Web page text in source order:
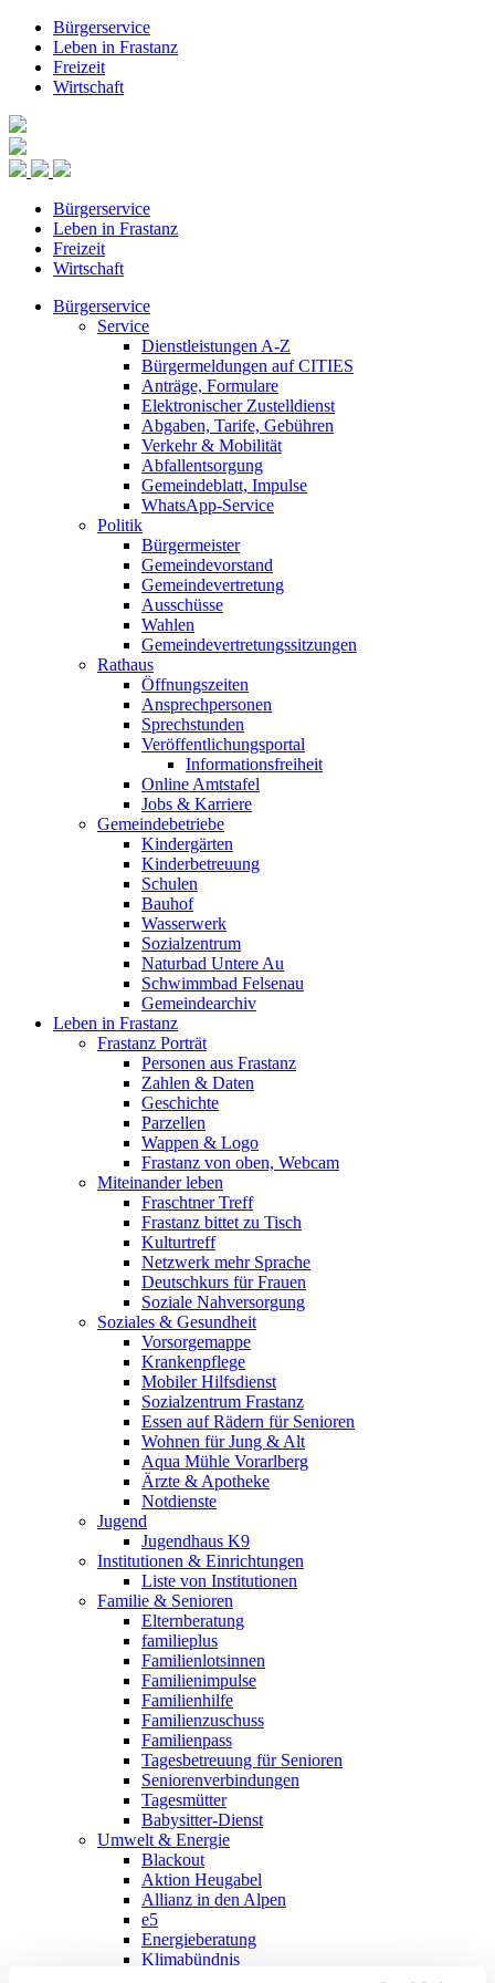
Bürgerservice
Leben in Frastanz
Freizeit
Wirtschaft
Bürgerservice
Leben in Frastanz
Freizeit
Wirtschaft
Bürgerservice
Service
Dienstleistungen A-Z
Bürgermeldungen auf CITIES
Anträge, Formulare
Elektronischer Zustelldienst
Abgaben, Tarife, Gebühren
Verkehr & Mobilität
Abfallentsorgung
Gemeindeblatt, Impulse
WhatsApp-Service
Politik
Bürgermeister
Gemeindevorstand
Gemeindevertretung
Ausschüsse
Wahlen
Gemeindevertretungssitzungen
Rathaus
Öffnungszeiten
Ansprechpersonen
Sprechstunden
Veröffentlichungsportal
Informationsfreiheit
Online Amtstafel
Jobs & Karriere
Gemeindebetriebe
Kindergärten
Kinderbetreuung
Schulen
Bauhof
Wasserwerk
Sozialzentrum
Naturbad Untere Au
Schwimmbad Felsenau
Gemeindearchiv
Leben in Frastanz
Frastanz Porträt
Personen aus Frastanz
Zahlen & Daten
Geschichte
Parzellen
Wappen & Logo
Frastanz von oben, Webcam
Miteinander leben
Fraschtner Treff
Frastanz bittet zu Tisch
Kulturtreff
Netzwerk mehr Sprache
Deutschkurs für Frauen
Soziale Nahversorgung
Soziales & Gesundheit
Vorsorgemappe
Krankenpflege
Mobiler Hilfsdienst
Sozialzentrum Frastanz
Essen auf Rädern für Senioren
Wohnen für Jung & Alt
Aqua Mühle Vorarlberg
Ärzte & Apotheke
Notdienste
Jugend
Jugendhaus K9
Institutionen & Einrichtungen
Liste von Institutionen
Familie & Senioren
Elternberatung
familieplus
Familienlotsinnen
Familienimpulse
Familienhilfe
Familienzuschuss
Familienpass
Tagesbetreuung für Senioren
Seniorenverbindungen
Tagesmütter
Babysitter-Dienst
Umwelt & Energie
Blackout
Aktion Heugabel
Allianz in den Alpen
e5
Energieberatung
Klimabündnis